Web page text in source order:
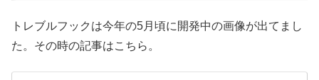
トレブルフックは今年の5月頃に開発中の画像が出てまし
た。その時の記事はこちら。